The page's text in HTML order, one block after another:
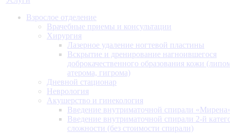
Взрослое отделение
Врачебные приемы и консультации
Хирургия
Лазерное удаление ногтевой пластины
Вскрытие и дренирование нагноившегося
доброкачественного образования кожи
атерома, гигрома)
Дневной стационар
Неврология
Акушерство и гинекология
Введение внутриматочной спирали
Введение внутриматочной спирали 2-й
сложности (без стоимости спирали)